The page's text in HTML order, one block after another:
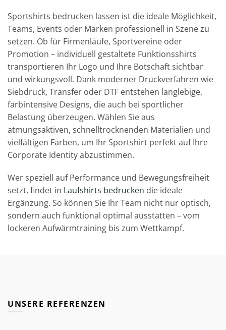
Sportshirts bedrucken lassen ist die ideale Möglichkeit,
Teams, Events oder Marken professionell in Szene zu
setzen. Ob für Firmenläufe, Sportvereine oder
Promotion – individuell gestaltete Funktionsshirts
transportieren Ihr Logo und Ihre Botschaft sichtbar
und wirkungsvoll. Dank moderner Druckverfahren wie
Siebdruck, Transfer oder DTF entstehen langlebige,
farbintensive Designs, die auch bei sportlicher
Belastung überzeugen. Wählen Sie aus
atmungsaktiven, schnelltrocknenden Materialien und
vielfältigen Farben, um Ihr Sportshirt perfekt auf Ihre
Corporate Identity abzustimmen.
Wer speziell auf Performance und Bewegungsfreiheit
setzt, findet in Laufshirts bedrucken die ideale
Ergänzung. So können Sie Ihr Team nicht nur optisch,
sondern auch funktional optimal ausstatten – vom
lockeren Aufwärmtraining bis zum Wettkampf.
UNSERE REFERENZEN